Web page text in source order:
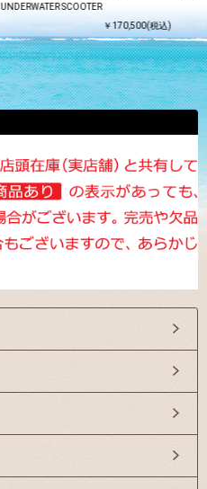
UNDERWATER SCOOTER
￥170,500(税込)